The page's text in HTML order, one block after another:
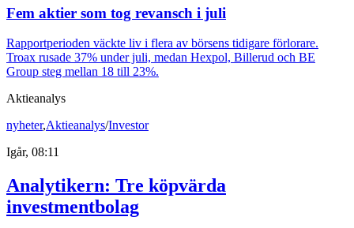
Fem aktier som tog revansch i juli
Rapportperioden väckte liv i flera av börsens tidigare förlorare.
Troax rusade 37% under juli, medan Hexpol, Billerud och BE
Group steg mellan 18 till 23%.
Aktieanalys
nyheter,Aktieanalys/Investor
Igår, 08:11
Analytikern: Tre köpvärda
investmentbolag